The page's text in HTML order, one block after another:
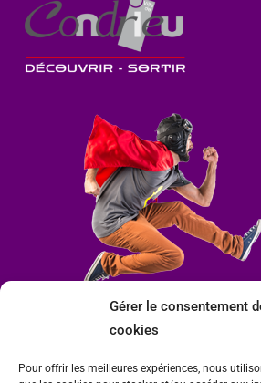
Gérer le consentement
cookies
Pour offrir les meilleures expériences, nous